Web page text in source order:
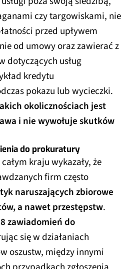
czy targowiskami, nie
przed upływem
od umowy oraz zawierać z
dotyczących usług
kredytu
pokazu lub wycieczki.
okolicznościach jest
i nie wywołuje skutków
do prokuratury
kraju wykazały, że
firm często
naruszających zbiorowe
a nawet przestępstw.
8 zawiadomień do
się w działaniach
oszustw, między innymi